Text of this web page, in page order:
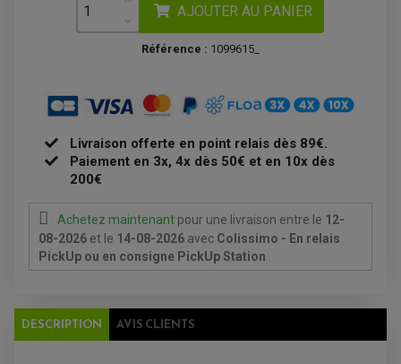
BAGAGERIE SOUPLE
ACCESSOIRE GPS, SMARTPHONE
SUPPORT TOP CASE
TOP CASE ET VALISES
ÉCHAPPEMENT MOTO
SILENCIEUX / ÉCHAPPEMENT MOTO
ACCESSOIRE ÉCHAPPEMENT
BATTERIE
CHARGEUR BATTERIE
CLIGNOTANT MOTO
ÉCHAPEMENT SCOOTER
ÉCHAPPEMENT SCOOTER
ELECTRICITÉ
REDRESSEUR / RÉGULATEUR
ECLAIRAGE SCOOTER
BAGAGERIE / TREUIL / ATTELAGE
COFFRE / TOP CASE QUAD
ÉCHAPPEMENT QUAD
ENTRETIEN QUAD / SSV
BATTERIE
FILTRE A AIR QUAD
FILTRE A HUILE QUAD
ÉQUIPEMENT ÉLECTRIQUE
COMPTEUR D'HEURE
DÉMARREUR
CONDENSATEUR
COUPE-CONTACT
TRANSMISSION
KIT CHAÎNE
GUIDE CHAÎNE
PATIN DE BRAS OSCILLANT
ROULETTE DE CHAÎNE
EMBRAYAGE OFF ROAD
POMPE À EAU BOYESEN
KIT RÉPARATION CARBU
KIT RÉPARATION POMPE A EAU
AJOUTER AU PANIER
Référence : 1099615_
Livraison offerte en point relais dès 89€.
Paiement en 3x, 4x dès 50€ et en 10x dès
200€
Achetez maintenant pour une livraison entre le 12-
08-2026 et le 14-08-2026 avec Colissimo - En relais
PickUp ou en consigne PickUp Station
DESCRIPTION AVIS CLIENTS